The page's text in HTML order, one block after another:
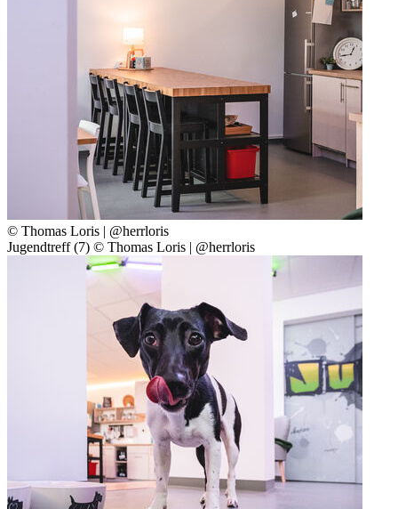
© Thomas Loris | @herrloris
Jugendtreff (7) © Thomas Loris | @herrloris